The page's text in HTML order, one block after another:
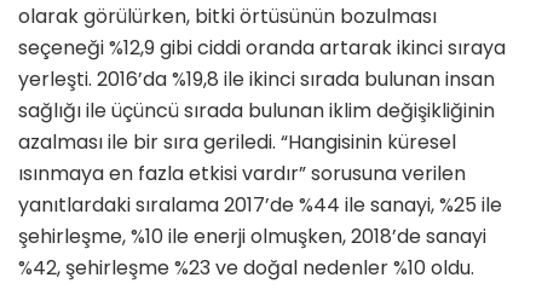
olarak görülürken, bitki örtüsünün bozulması
seçeneği %12,9 gibi ciddi oranda artarak ikinci sıraya
yerleşti. 2016’da %19,8 ile ikinci sırada bulunan insan
sağlığı ile üçüncü sırada bulunan iklim değişikliğinin
azalması ile bir sıra geriledi. “Hangisinin küresel
ısınmaya en fazla etkisi vardır” sorusuna verilen
yanıtlardaki sıralama 2017’de %44 ile sanayi, %25 ile
şehirleşme, %10 ile enerji olmuşken, 2018’de sanayi
%42, şehirleşme %23 ve doğal nedenler %10 oldu.